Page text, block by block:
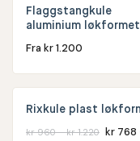
Flaggstangkule
aluminium løkformet
Fra kr1.200
Rixkule plast
kr960 – kr1.220 kr 768